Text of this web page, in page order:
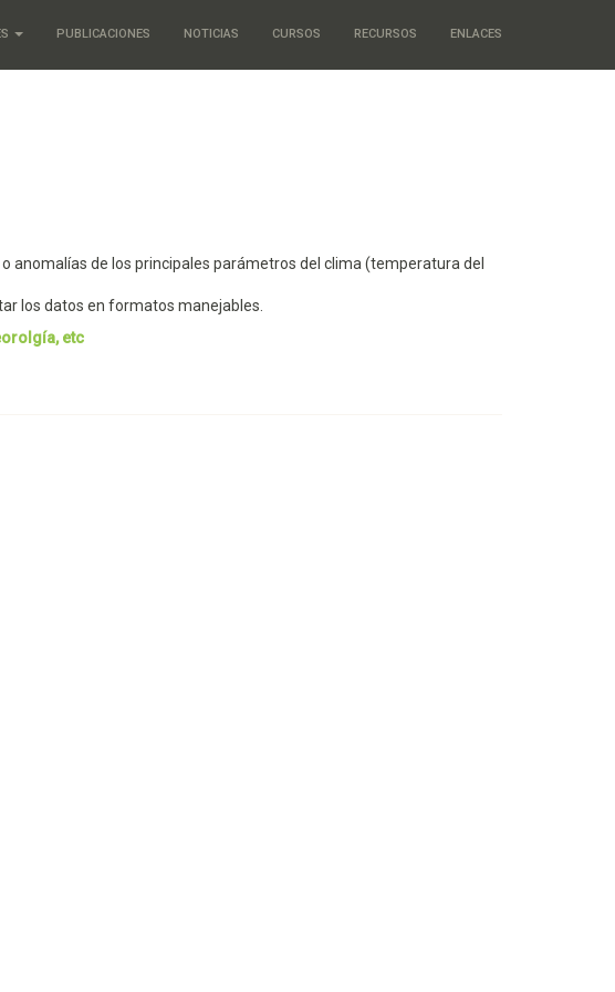
PUBLICACIONES NOTICIAS CURSOS RECURSOS ENLACES
anomalías de los principales parámetros del clima (temperatura del
los datos en formatos manejables.
etc